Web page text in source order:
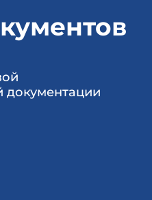
документации